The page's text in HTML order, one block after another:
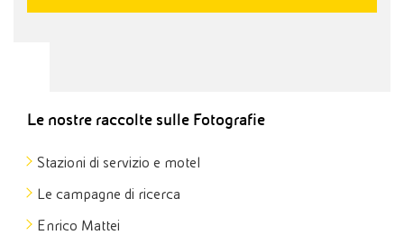
Le nostre raccolte sulle Fotografie
Stazioni di servizio e motel
Le campagne di ricerca
Enrico Mattei